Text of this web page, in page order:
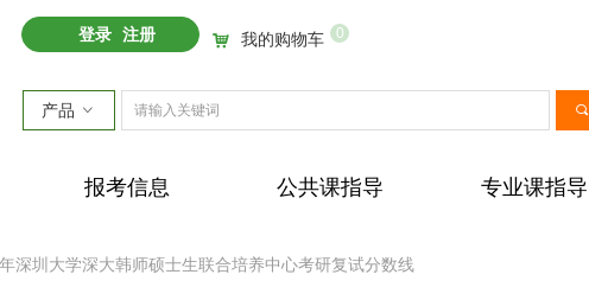
登录 注册
끠
产品 ꀁ
报考信息 公共课指导 专业课指导
낙 我的购物车 0
深圳大学深大韩师硕士生联合培养中心考研复试分数线